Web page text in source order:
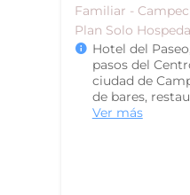
Familiar -
Plan Solo
Hotel del
pasos del
ciudad de
de bares,
Ver más